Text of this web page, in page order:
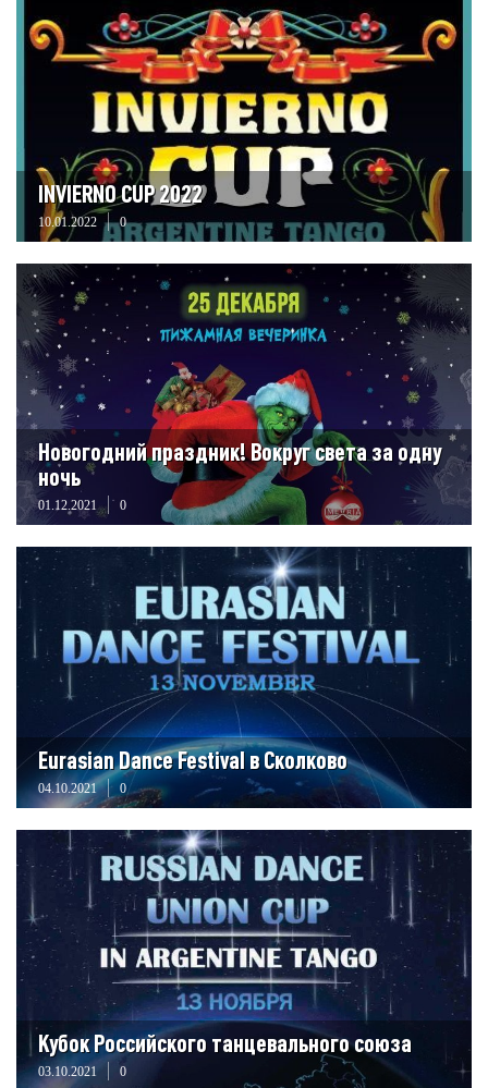
INVIERNO CUP 2022
10.01.2022 0
Новогодний праздник! Вокруг света за одну
ночь
01.12.2021 0
Eurasian Dance Festival в Сколково
04.10.2021 0
Кубок Российского танцевального союза
03.10.2021 0